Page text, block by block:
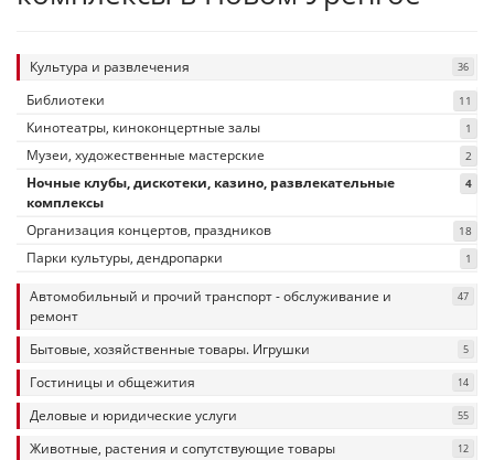
Культура и развлечения 36
Библиотеки 11
Кинотеатры, киноконцертные залы 1
Музеи, художественные мастерские 2
Ночные клубы, дискотеки, казино, развлекательные
комплексы
4
Организация концертов, праздников 18
Парки культуры, дендропарки 1
Автомобильный и прочий транспорт - обслуживание и
ремонт
47
Бытовые, хозяйственные товары. Игрушки 5
Гостиницы и общежития 14
Деловые и юридические услуги 55
Животные, растения и сопутствующие товары 12